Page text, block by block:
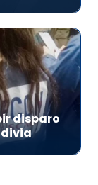
disparo